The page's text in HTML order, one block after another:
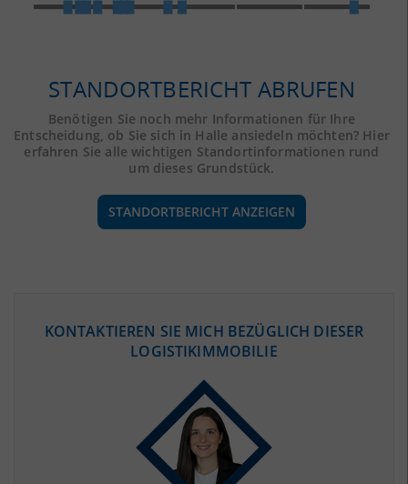
STANDORTBERICHT ABRUFEN
Benötigen Sie noch mehr Informationen für Ihre
Entscheidung, ob Sie sich in Halle ansiedeln möchten? Hier
erfahren Sie alle wichtigen Standortinformationen rund
um dieses Grundstück.
STANDORTBERICHT ANZEIGEN
(STAND: 12/2019)
(Landkreis / Kreisfreie Stadt)
KONTAKTIEREN SIE MICH BEZÜGLICH DIESER
LOGISTIKIMMOBILIE